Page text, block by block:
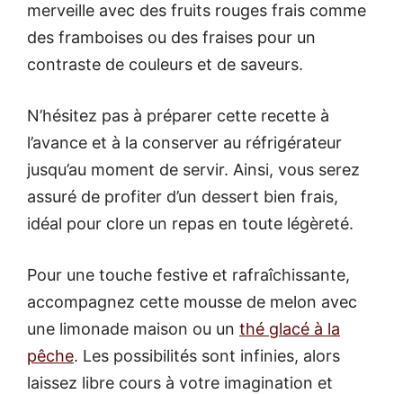
merveille avec des fruits rouges frais comme
des framboises ou des fraises pour un
contraste de couleurs et de saveurs.
N’hésitez pas à préparer cette recette à
l’avance et à la conserver au réfrigérateur
jusqu’au moment de servir. Ainsi, vous serez
assuré de profiter d’un dessert bien frais,
idéal pour clore un repas en toute légèreté.
Pour une touche festive et rafraîchissante,
accompagnez cette mousse de melon avec
une limonade maison ou un thé glacé à la
pêche. Les possibilités sont infinies, alors
laissez libre cours à votre imagination et